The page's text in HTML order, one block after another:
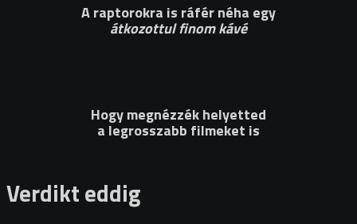
A raptorokra is ráfér néha egy
átkozottul finom kávé
Hogy megnézzék helyetted
a legrosszabb filmeket is
Verdikt eddig